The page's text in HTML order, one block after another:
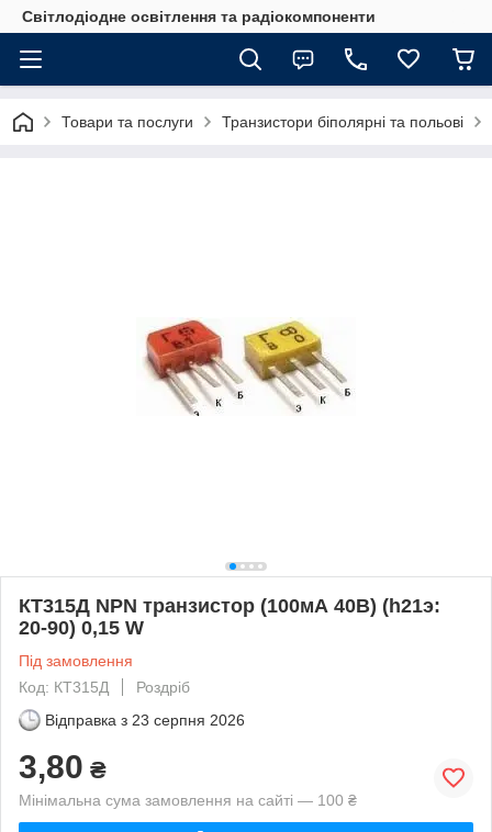
Світлодіодне освітлення та радіокомпоненти
Товари та послуги Транзистори біполярні та польові
КТ315Д NPN транзистор (100мА 40В) (һ21э:
20-90) 0,15 W
Під замовлення
Код: КТ315Д
Роздріб
Відправка з 23 серпня 2026
3,80 ₴
Мінімальна сума замовлення на сайті — 100 ₴